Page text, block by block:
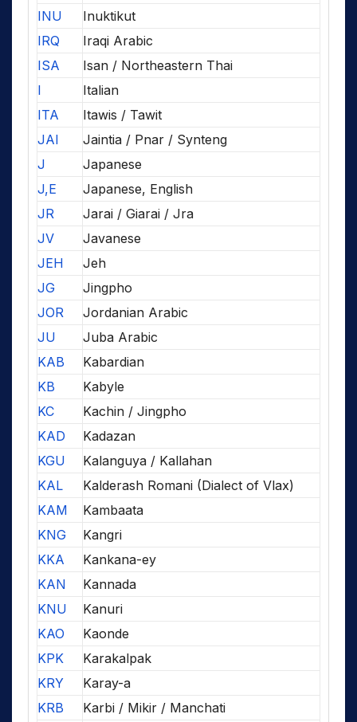
INU
Inuktikut
IRQ
Iraqi Arabic
ISA
Isan / Northeastern Thai
I
Italian
ITA
Itawis / Tawit
JAI
Jaintia / Pnar / Synteng
J
Japanese
J,E
Japanese, English
JR
Jarai / Giarai / Jra
JV
Javanese
JEH
Jeh
JG
Jingpho
JOR
Jordanian Arabic
JU
Juba Arabic
KAB
Kabardian
KB
Kabyle
KC
Kachin / Jingpho
KAD
Kadazan
KGU
Kalanguya / Kallahan
KAL
Kalderash Romani (Dialect of Vlax)
KAM
Kambaata
KNG
Kangri
KKA
Kankana-ey
KAN
Kannada
KNU
Kanuri
KAO
Kaonde
KPK
Karakalpak
KRY
Karay-a
KRB
Karbi / Mikir / Manchati